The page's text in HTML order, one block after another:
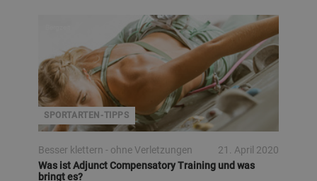
SPORTARTEN-TIPPS
Besser klettern - ohne Verletzungen
21. April 2020
Was ist Adjunct Compensatory Training und was
bringt es?